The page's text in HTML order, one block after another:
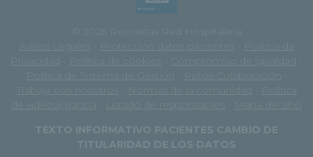
© 2026 Recoletas Red Hospitalaria
Avisos Legales
Protección datos pacientes
Política de
Privacidad
Política de cookies Compromiso de igualdad
Política de Sistema de Gestión
Retos-Colaboración
Trabaja con nosotros
Normas de la comunidad
Política
de videovigilancia
Listado de responsables
Mapa del sitio
TEXTO INFORMATIVO PACIENTES CAMBIO DE
TITULARIDAD DE LOS DATOS